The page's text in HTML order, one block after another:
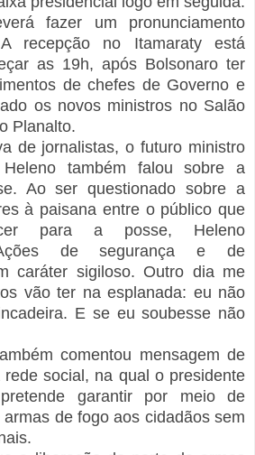
fazer um pronunciamento
recepção no Itamaraty está
as 19h, após Bolsonaro ter
de chefes de Governo e
os novos ministros no Salão
Planalto.
de jornalistas, o futuro ministro
também falou sobre a
Ao ser questionado sobre a
à paisana entre o público que
para a posse, Heleno
de segurança e de
caráter sigiloso. Outro dia me
vão ter na esplanada: eu não
E se eu soubesse não
comentou mensagem de
social, na qual o presidente
garantir por meio de
de fogo aos cidadãos sem